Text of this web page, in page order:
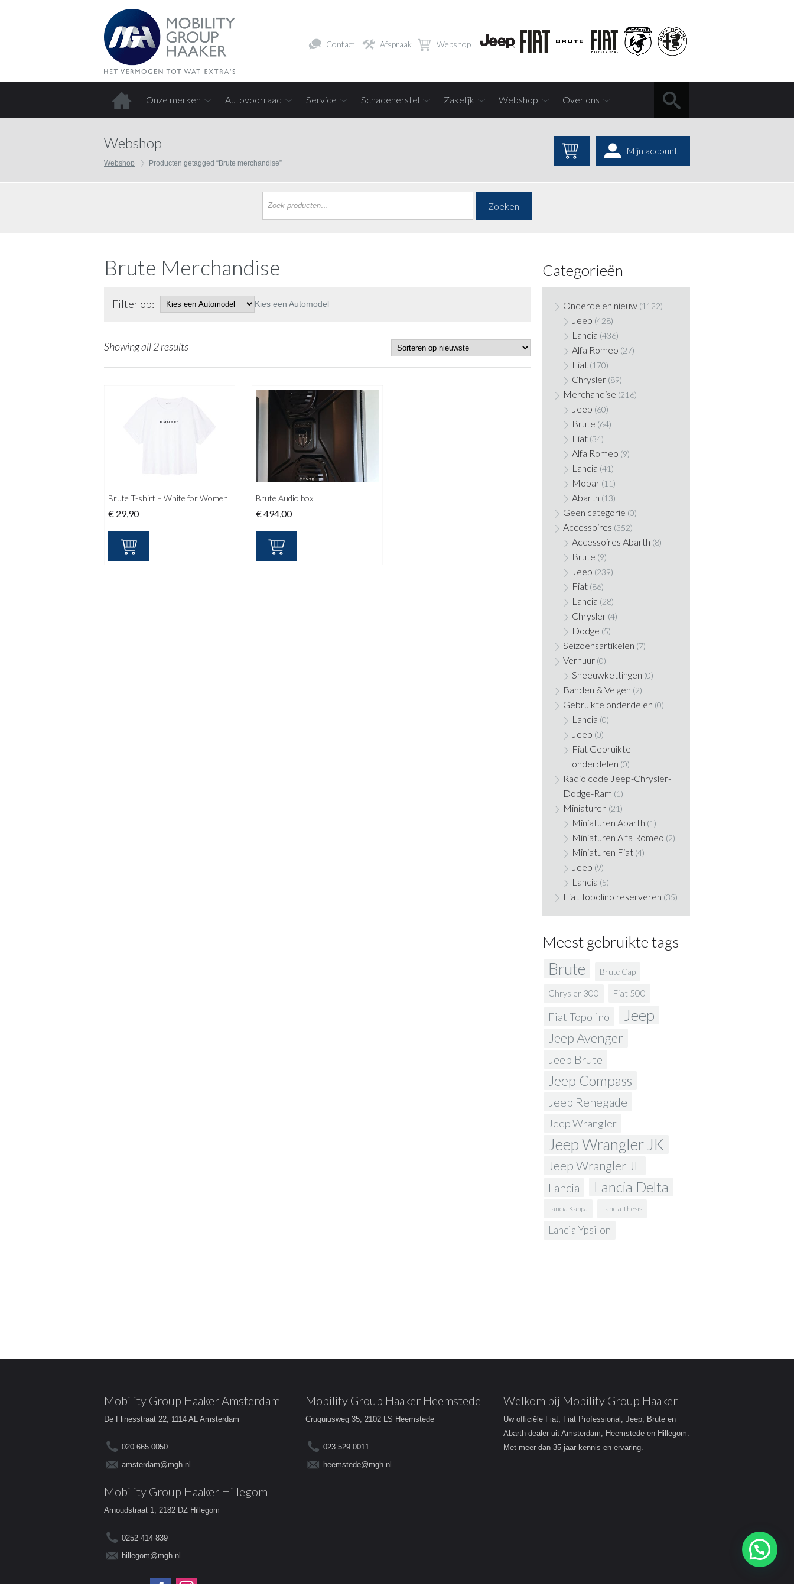
Contact Afspraak Webshop
Onze merken Autovoorraad Service Schadeherstel Zakelijk Webshop Over ons
Webshop
Webshop Producten getagged “Brute merchandise”
Mijn account
Zoeken
Brute Merchandise
Filter op: Kies een Automodel
Showing all 2 results
Brute T-shirt – White for Women
€ 29,90
Brute Audio box
€494,00
Categorieën
Onderdelen nieuw (1122)
Jeep (428)
Lancia (436)
Alfa Romeo (27)
Fiat (170)
Chrysler (89)
Merchandise (216)
Jeep (60)
Brute (64)
Fiat (34)
Alfa Romeo (9)
Lancia (41)
Mopar (11)
Abarth (13)
Geen categorie (0)
Accessoires (352)
Accessoires Abarth (8)
Brute (9)
Jeep (239)
Fiat (86)
Lancia (28)
Chrysler (4)
Dodge (5)
Seizoensartikelen (7)
Verhuur (0)
Sneeuwkettingen (0)
Banden & Velgen (2)
Gebruikte onderdelen (0)
Lancia (0)
Jeep (0)
Fiat Gebruikte
onderdelen (0)
Radio code Jeep-Chrysler-
Dodge-Ram (1)
Miniaturen (21)
Miniaturen Abarth (1)
Miniaturen Alfa Romeo (2)
Miniaturen Fiat (4)
Jeep (9)
Lancia (5)
Fiat Topolino reserveren (35)
Meest gebruikte tags
Brute Brute Cap
Chrysler 300 Fiat 500
Fiat Topolino Jeep
Jeep Avenger
Jeep Brute
Jeep Compass
Jeep Renegade
Jeep Wrangler
Jeep Wrangler JK
Jeep Wrangler JL
Lancia Lancia Delta
Lancia Kappa Lancia Thesis
Lancia Ypsilon
Mobility Group Haaker Amsterdam
De Flinesstraat 22, 1114 AL Amsterdam
020 665 0050
amsterdam@mgh.nl
Mobility Group Haaker Heemstede
Cruquiusweg 35, 2102 LS Heemstede
023 529 0011
heemstede@mgh.nl
Mobility Group Haaker Hillegom
Arnoudstraat 1, 2182 DZ Hillegom
0252 414 839
hillegom@mgh.nl
Volg ons op:
Welkom bij Mobility Group Haaker
Uw officiële Fiat, Fiat Professional, Jeep, Brute en
Abarth dealer uit Amsterdam, Heemstede en Hillegom.
Met meer dan 35 jaar kennis en ervaring.